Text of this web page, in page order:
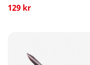
129 kr